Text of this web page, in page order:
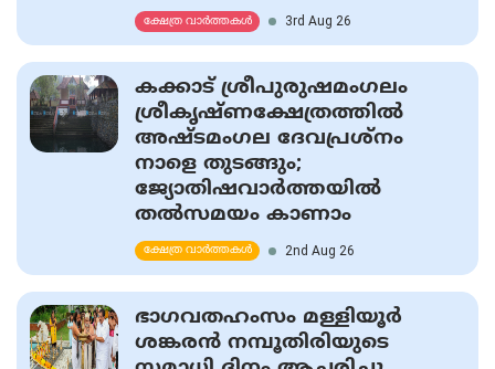
ക്ഷേത്ര വാർത്തകൾ 3rd Aug 26
കക്കാട് ശ്രീപുരുഷമംഗലം
ശ്രീകൃഷ്ണക്ഷേത്രത്തിൽ
അഷ്ടമംഗല ദേവപ്രശ്നം
നാളെ തുടങ്ങും;
ജ്യോതിഷവാര്‍ത്തയില്‍
തല്‍സമയം കാണാം
ക്ഷേത്ര വാർത്തകൾ 2nd Aug 26
ഭാഗവതഹംസം മള്ളിയൂര്‍
ശങ്കരന്‍ നമ്പൂതിരിയുടെ